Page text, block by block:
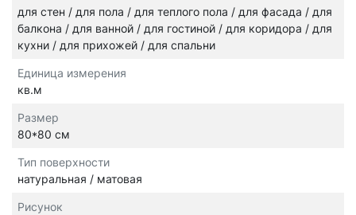
для стен / для пола / для теплого пола / для фасада / для
балкона / для ванной / для гостиной / для коридора / для
кухни / для прихожей / для спальни
Единица измерения
кв.м
Размер
80*80 см
Тип поверхности
натуральная / матовая
Рисунок